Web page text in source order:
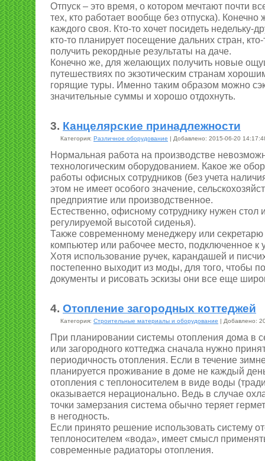
Отпуск – это время, о котором мечтают почти
тех, кто работает вообще без отпуска). Конечно
каждого своя. Кто-то хочет посидеть недельку-
кто-то планирует посещение дальних стран,
получить рекордные результаты на даче.
Конечно же, для желающих получить новые
путешествиях по экзотическим странам
горящие туры. Именно таким образом можно
значительные суммы и хорошо отдохнуть.
3. Канцелярские принадлежности
Категория: Различное оборудование | Добавлено: 2015-06-20
Нормальная работа на производстве
технологическим оборудованием. Какое же
работы офисных сотрудников (без учета
этом не имеет особого значение,
предприятие или производственное.
Естественно, офисному сотруднику нужен стол
регулируемой высотой сиденья).
Также современному менеджеру или секретарю
компьютер или рабочее место, подключенное к
Хотя использование ручек, карандашей и
постепенно выходит из моды, для того, чтобы
документы и рисовать эскизы они все еще
4. Отопление загородных коттеджей
Категория: Строительные материалы и оборудование | Добавлено:
При планировании системы отопления дома в
или загородного коттеджа сначала нужно
периодичность отопления. Если в течение
планируется проживание в доме не каждый
отопления с теплоносителем в виде воды
оказывается нерационально. Ведь в случае
точки замерзания система обычно теряет
в негодность.
Если принято решение использовать систему
теплоносителем «вода», имеет смысл
современные радиаторы отопления.